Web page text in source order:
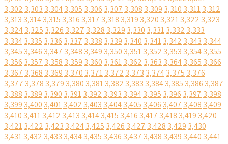
3,302 3,303 3,3043,305 3,306 3,307 3,308 3,309 3,310 3,3113,312
3,313 3,3143,315 3,316 3,317 3,318 3,319 3,320 3,3213,322 3,323
3,3243,325 3,326 3,327 3,328 3,329 3,330 3,3313,332 3,333
3,3343,335 3,336 3,337 3,338 3,339 3,340 3,3413,342 3,343 3,344
3,345 3,346 3,347 3,348 3,349 3,350 3,3513,352 3,353 3,3543,355
3,356 3,357 3,358 3,359 3,360 3,3613,362 3,363 3,3643,365 3,366
3,367 3,368 3,369 3,370 3,3713,372 3,373 3,3743,375 3,376
3,377 3,378 3,379 3,380 3,3813,382 3,383 3,3843,385 3,386 3,387
3,388 3,389 3,390 3,3913,392 3,393 3,3943,395 3,396 3,397 3,398
3,399 3,400 3,4013,402 3,403 3,4043,405 3,406 3,407 3,408 3,409
3,410 3,4113,412 3,413 3,4143,415 3,416 3,417 3,418 3,419 3,420
3,4213,422 3,423 3,4243,425 3,426 3,427 3,428 3,429 3,430
3,4313,432 3,433 3,4343,435 3,436 3,437 3,438 3,439 3,440 3,441